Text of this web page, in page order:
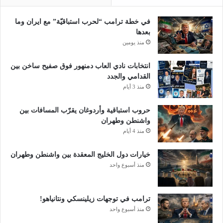
ج
م
ر
ن
س
ع
ر
ه
ل
و
ح
ي
ف
ق
س
و
في خطة ترامب “لحرب استباقيّة” مع ايران وما
بعدها
منذ يومين
انتخابات نادي العاب دمنهور فوق صفيح ساخن بين
القدامي والجدد
منذ 3 أيام
حروب استباقية وأردوغان يقرّب المسافات بين
واشنطن وطهران
منذ 4 أيام
خيارات دول الخليج المعقدة بين واشنطن وطهران
منذ أسبوع واحد
ترامب في توجهات زيلينسكي ونتانياهو!
منذ أسبوع واحد